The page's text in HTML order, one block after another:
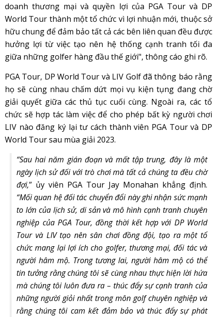
doanh thương mại và quyền lợi của PGA Tour và DP
World Tour thành một tổ chức vì lợi nhuận mới, thuộc sở
hữu chung để đảm bảo tất cả các bên liên quan đều được
hưởng lợi từ việc tạo nên hệ thống cạnh tranh tối đa
giữa những golfer hàng đầu thế giới", thông cáo ghi rõ.
PGA Tour, DP World Tour và LIV Golf đã thông báo rằng
họ sẽ cùng nhau chấm dứt mọi vụ kiện tụng đang chờ
giải quyết giữa các thủ tục cuối cùng. Ngoài ra, các tổ
chức sẽ hợp tác làm việc để cho phép bất kỳ người chơi
LIV nào đăng ký lại tư cách thành viên PGA Tour và DP
World Tour sau mùa giải 2023.
“Sau hai năm gián đoạn và mất tập trung, đây là một
ngày lịch sử đối với trò chơi mà tất cả chúng ta đều chờ
đợi,” ủy viên PGA Tour Jay Monahan khẳng định.
“Mối quan hệ đối tác chuyển đổi này ghi nhận sức mạnh
to lớn của lịch sử, di sản và mô hình cạnh tranh chuyên
nghiệp của PGA Tour, đồng thời kết hợp với DP World
Tour và LIV tạo nên sân chơi đồng đội, tạo ra một tổ
chức mang lại lợi ích cho golfer, thương mại, đối tác và
người hâm mộ. Trong tương lai, người hâm mộ có thể
tin tưởng rằng chúng tôi sẽ cùng nhau thực hiện lời hứa
mà chúng tôi luôn đưa ra – thúc đẩy sự cạnh tranh của
những người giỏi nhất trong môn golf chuyên nghiệp và
rằng chúng tôi cam kết đảm bảo và thúc đẩy sự phát